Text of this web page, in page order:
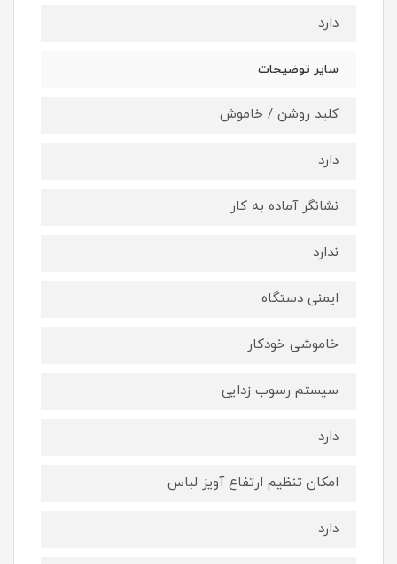
دارد
سایر توضیحات
کلید روشن / خاموش
دارد
نشانگر آماده به کار
ندارد
ایمنی دستگاه
خاموشی خودکار
سیستم رسوب زدایی
دارد
امکان تنظیم ارتفاع آویز لباس
دارد